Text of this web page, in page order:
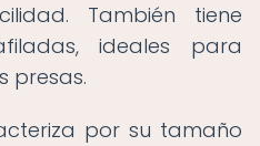
También tiene
ideales para
presas.
por su tamaño